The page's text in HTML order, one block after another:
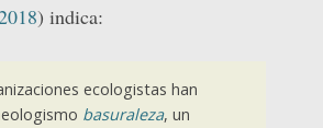
) indica:
ecologistas han
basuraleza, un